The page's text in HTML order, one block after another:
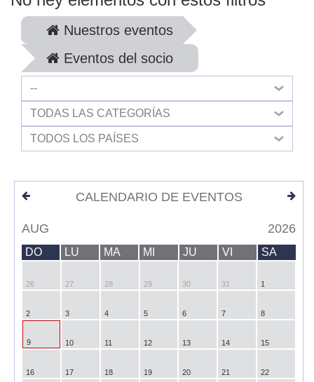
Nuestros eventos
Eventos del socio
--
TODAS LAS CATEGORÍAS
TODOS LOS PAÍSES
CALENDARIO DE EVENTOS
AUG 2026
DO LU MA MI JU VI SA
26 27 28 29 30 31 1
2 3 4 5 6 7 8
9 10 11 12 13 14 15
16 17 18 19 20 21 22